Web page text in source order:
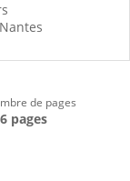
de pages
pages